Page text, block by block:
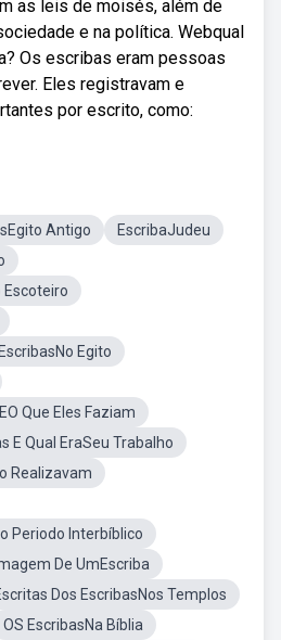
as leis de moisés, além de
e na política. Webqual
Os escribas eram pessoas
Eles registravam e
por escrito, como:
Antigo
EscribaJudeu
Escoteiro
Egito
Que Eles Faziam
E Qual EraSeu Trabalho
Realizavam
Periodo Interbíblico
De UmEscriba
Dos EscribasNos Templos
OS EscribasNa Bíblia